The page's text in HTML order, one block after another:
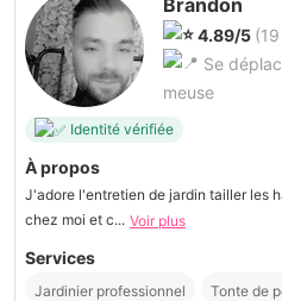
4.89/5
Se
meuse
Identité vérifiée
À propos
J'adore l'entretien de jardin tailler les
chez moi et c... Voir plus
Services
Jardinier professionnel Tonte de